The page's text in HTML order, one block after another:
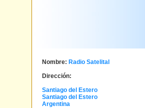
Nombre: Radio Satelital
Dirección:
Santiago del Estero
Santiago del Estero
Argentina